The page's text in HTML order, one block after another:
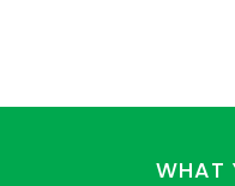
WHAT